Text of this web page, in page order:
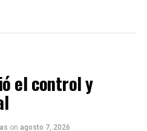
el control y
on agosto 7, 2026